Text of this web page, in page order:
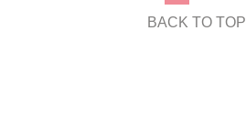
BACK TO TOP